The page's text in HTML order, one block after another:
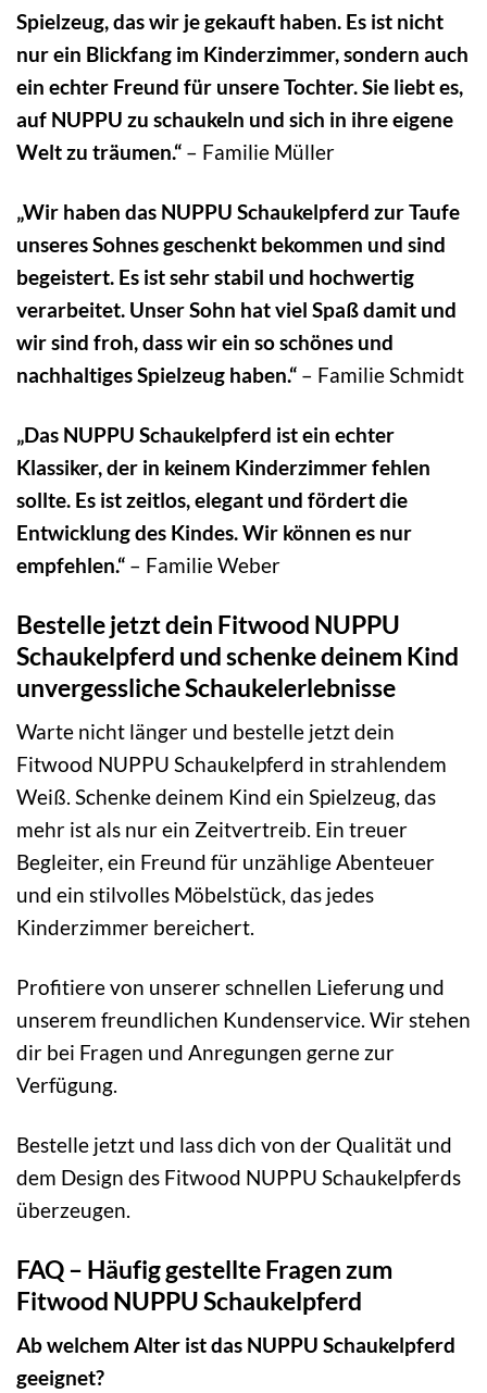
Spielzeug, das wir je gekauft haben. Es ist nicht
nur ein Blickfang im Kinderzimmer, sondern auch
ein echter Freund für unsere Tochter. Sie liebt es,
auf NUPPU zu schaukeln und sich in ihre eigene
Welt zu träumen.“ – Familie Müller
„Wir haben das NUPPU Schaukelpferd zur Taufe
unseres Sohnes geschenkt bekommen und sind
begeistert. Es ist sehr stabil und hochwertig
verarbeitet. Unser Sohn hat viel Spaß damit und
wir sind froh, dass wir ein so schönes und
nachhaltiges Spielzeug haben.“ – Familie Schmidt
„Das NUPPU Schaukelpferd ist ein echter
Klassiker, der in keinem Kinderzimmer fehlen
sollte. Es ist zeitlos, elegant und fördert die
Entwicklung des Kindes. Wir können es nur
empfehlen.“ – Familie Weber
Bestelle jetzt dein Fitwood NUPPU
Schaukelpferd und schenke deinem Kind
unvergessliche Schaukelerlebnisse
Warte nicht länger und bestelle jetzt dein
Fitwood NUPPU Schaukelpferd in strahlendem
Weiß. Schenke deinem Kind ein Spielzeug, das
mehr ist als nur ein Zeitvertreib. Ein treuer
Begleiter, ein Freund für unzählige Abenteuer
und ein stilvolles Möbelstück, das jedes
Kinderzimmer bereichert.
Profitiere von unserer schnellen Lieferung und
unserem freundlichen Kundenservice. Wir stehen
dir bei Fragen und Anregungen gerne zur
Verfügung.
Bestelle jetzt und lass dich von der Qualität und
dem Design des Fitwood NUPPU Schaukelpferds
überzeugen.
FAQ – Häufig gestellte Fragen zum
Fitwood NUPPU Schaukelpferd
Ab welchem Alter ist das NUPPU Schaukelpferd
geeignet?